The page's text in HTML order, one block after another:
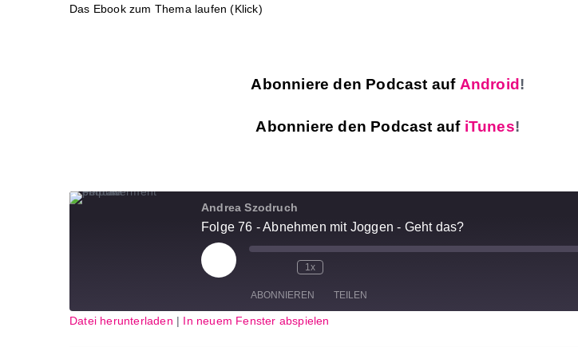
Das Ebook zum Thema laufen (Klick)
Abonniere den Podcast auf Android !
Abonniere den Podcast aufiTunes!
Andrea Szodruch
Folge 76 - Abnehmen mit Joggen - Geht das?
Play
Episode
1x
ABONNIEREN TEILEN
Datei herunterladen | In neuem Fenster abspielen